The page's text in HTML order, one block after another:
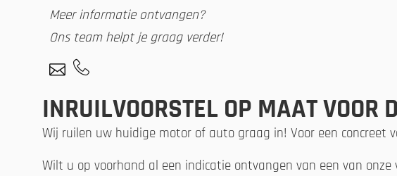
Meer informatie ontvangen?
Ons team helpt je graag verder!
INRUILVOORSTEL OP MAAT VOOR
Wij ruilen uw huidige motor of auto graag in! Voor een concreet
Wilt u op voorhand al een indicatie ontvangen van een van